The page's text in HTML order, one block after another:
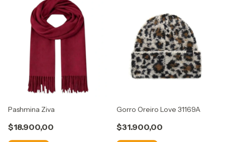
Pashmina Ziva
$18.900,00
Gorro Oreiro Love 31169A
$31.900,00